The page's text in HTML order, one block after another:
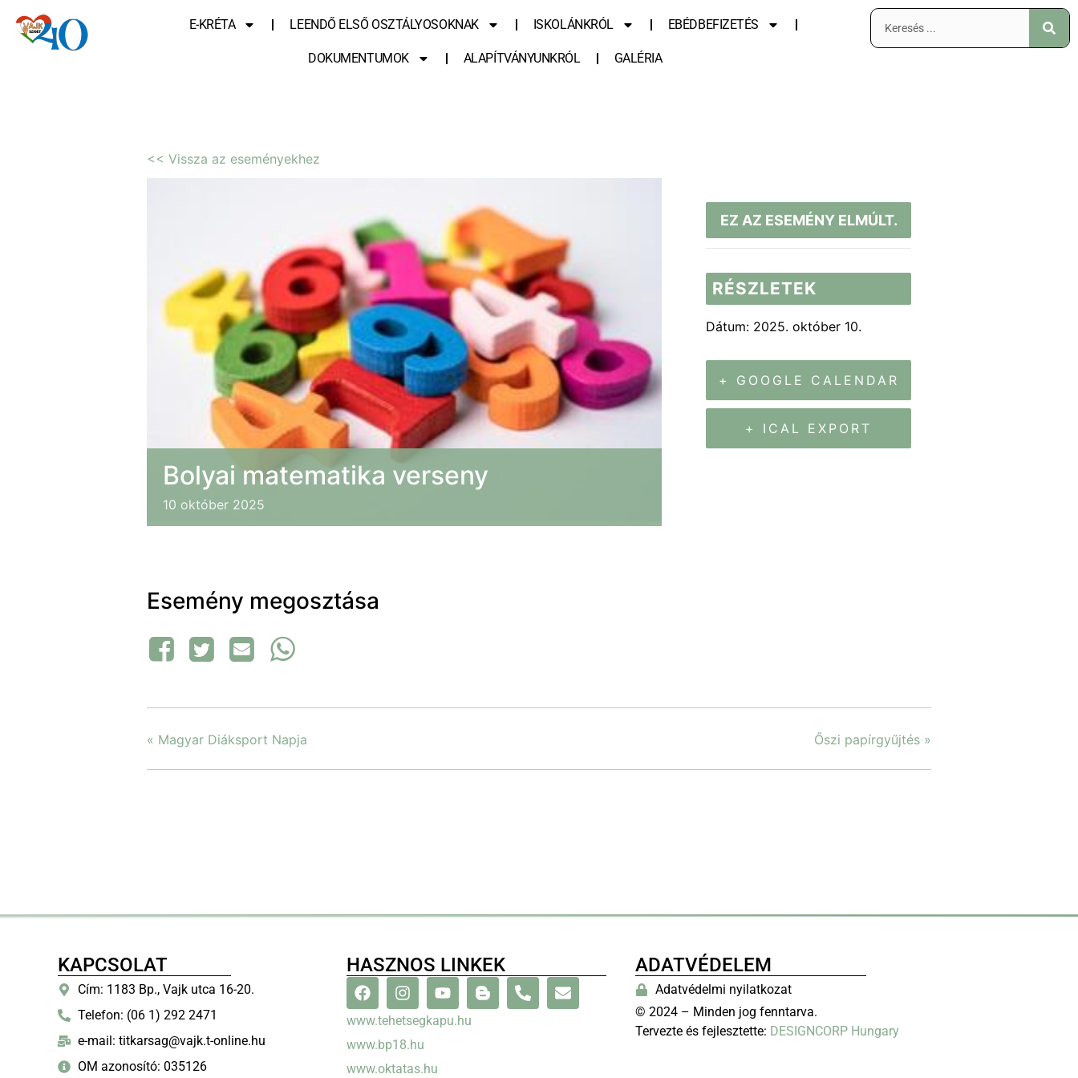
E-KRÉTA LEENDŐ ELSŐ OSZTÁLYOSOKNAK ISKOLÁNKRÓL EBÉDBEFIZETÉS
DOKUMENTUMOK ALAPÍTVÁNYUNKRÓL GALÉRIA
<< Vissza az eseményekhez
Bolyai matematika verseny
10 október 2025
Esemény megosztása
EZ AZ ESEMÉNY ELMÚLT.
RÉSZLETEK
Dátum: 2025. október 10.
+ GOOGLE CALENDAR
+ ICAL EXPORT
« Magyar Diáksport Napja Őszi papírgyűjtés »
KAPCSOLAT
Cím: 1183 Bp., Vajk utca 16-20.
Telefon: (06 1) 292 2471
e-mail: titkarsag@vajk.t-online.hu
OM azonosító: 035126
HASZNOS LINKEK
www.tehetsegkapu.hu
www.bp18.hu
www.oktatas.hu
ADATVÉDELEM
Adatvédelmi nyilatkozat
© 2024 – Minden jog fenntarva.
Tervezte és fejlesztette: DESIGNCORP Hungary